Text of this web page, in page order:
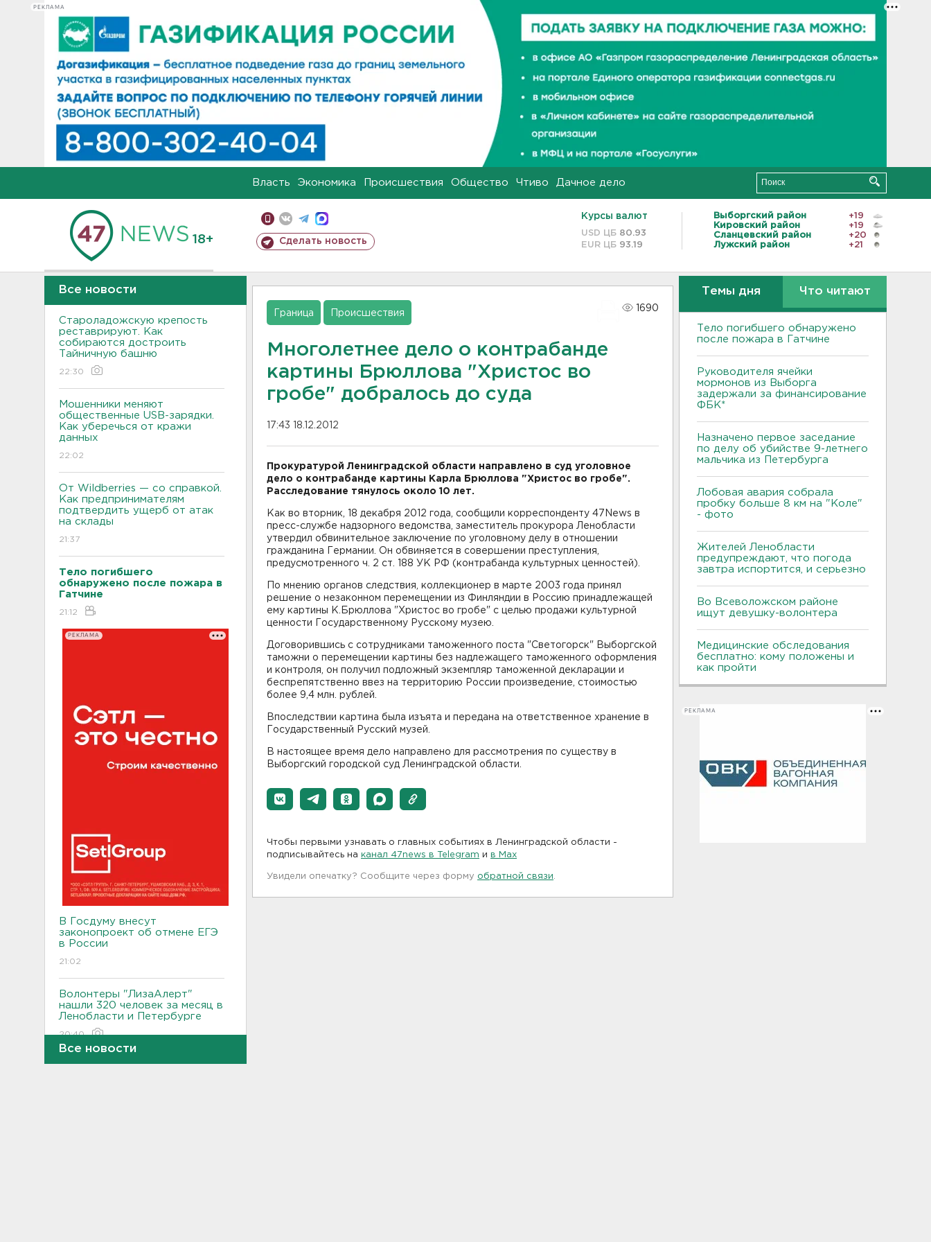
РЕКЛАМА
Власть Экономика Происшествия Общество Чтиво Дачное дело
18+ Сделать новость
Курсы валют
USD ЦБ 80.93
EUR ЦБ 93.19
Выборгский район
+19
Кировский район
+19
Сланцевский район
+20
Лужский район
+21
Все новости
Староладожскую крепость
реставрируют. Как
собираются достроить
Тайничную башню
22:30
Мошенники меняют
общественные USB-зарядки.
Как уберечься от кражи
данных
22:02
От Wildberries — со справкой.
Как предпринимателям
подтвердить ущерб от атак
на склады
21:37
Тело погибшего
обнаружено после пожара в
Гатчине
21:12
РЕКЛАМА
В Госдуму внесут
законопроект об отмене ЕГЭ
в России
21:02
Волонтеры "ЛизаАлерт"
нашли 320 человек за месяц в
Ленобласти и Петербурге
20:40
Стало известно, во сколько
Все новости
Граница Происшествия
1690
Многолетнее дело о контрабанде
картины Брюллова "Христос во
гробе" добралось до суда
17:43 18.12.2012
Прокуратурой Ленинградской области направлено в суд уголовное
дело о контрабанде картины Карла Брюллова "Христос во гробе".
Расследование тянулось около 10 лет.
Как во вторник, 18 декабря 2012 года, сообщили корреспонденту 47News в
пресс-службе надзорного ведомства, заместитель прокурора Ленобласти
утвердил обвинительное заключение по уголовному делу в отношении
гражданина Германии. Он обвиняется в совершении преступления,
предусмотренного ч. 2 ст. 188 УК РФ (контрабанда культурных ценностей).
По мнению органов следствия, коллекционер в марте 2003 года принял
решение о незаконном перемещении из Финляндии в Россию принадлежащей
ему картины К.Брюллова "Христос во гробе" с целью продажи культурной
ценности Государственному Русскому музею.
Договорившись с сотрудниками таможенного поста "Светогорск" Выборгской
таможни о перемещении картины без надлежащего таможенного оформления
и контроля, он получил подложный экземпляр таможенной декларации и
беспрепятственно ввез на территорию России произведение, стоимостью
более 9,4 млн. рублей.
Впоследствии картина была изъята и передана на ответственное хранение в
Государственный Русский музей.
В настоящее время дело направлено для рассмотрения по существу в
Выборгский городской суд Ленинградской области.
Чтобы первыми узнавать о главных событиях в Ленинградской области -
подписывайтесь на канал 47news в Telegram и в Maх
Увидели опечатку? Сообщите через форму обратной связи
Темы дня Что читают
Тело погибшего обнаружено
после пожара в Гатчине
Руководителя ячейки
мормонов из Выборга
задержали за финансирование
ФБК*
Назначено первое заседание
по делу об убийстве 9-летнего
мальчика из Петербурга
Лобовая авария собрала
пробку больше 8 км на "Коле"
- фото
Жителей Ленобласти
предупреждают, что погода
завтра испортится, и серьезно
Во Всеволожском районе
ищут девушку-волонтера
Медицинские обследования
бесплатно: кому положены и
как пройти
РЕКЛАМА